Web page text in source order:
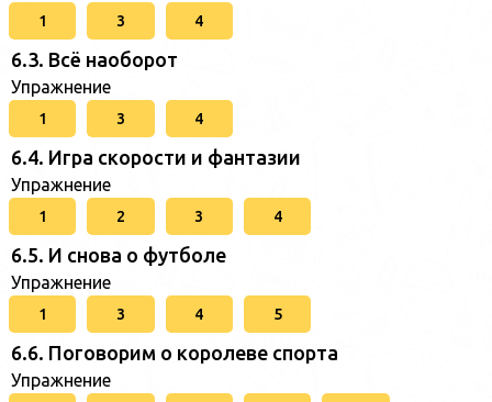
1 3 4
6.3. Всё наоборот
Упражнение
1 3 4
6.4. Игра скорости и фантазии
Упражнение
1 2 3 4
6.5. И снова о футболе
Упражнение
1 3 4 5
6.6. Поговорим о королеве спорта
Упражнение